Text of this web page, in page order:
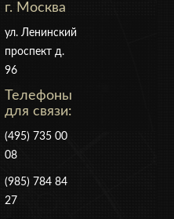
г. Москва
ул. Ленинский
проспект д.
96
Телефоны
для связи:
(495) 735 00
08
(985) 784 84
27